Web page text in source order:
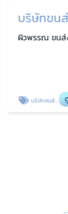
ผิวพรรณ ขนส่
บริษัทขนส่งตู้ทึบพ่วง